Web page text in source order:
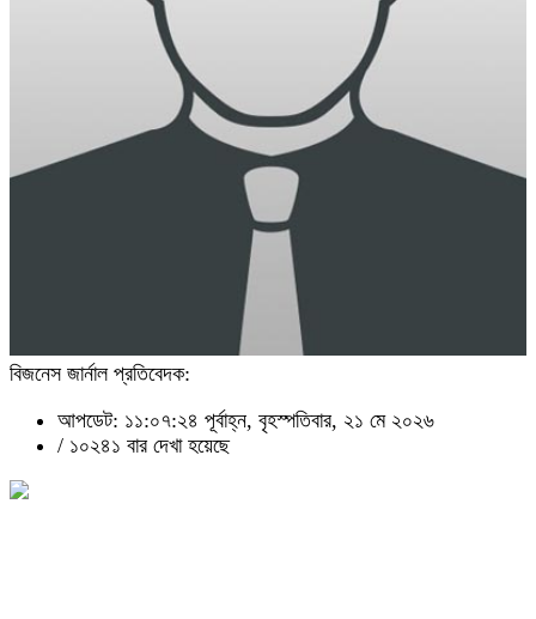
বিজনেস জার্নাল প্রতিবেদক:
আপডেট: ১১:০৭:২৪ পূর্বাহ্ন, বৃহস্পতিবার, ২১ মে ২০২৬
/ ১০২৪১ বার দেখা হয়েছে